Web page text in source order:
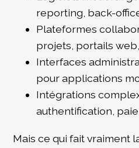
reporting, back-
Plateformes
projets, portails
Interfaces
pour applications
Intégrations
authentification,
Mais ce qui fait vraiment